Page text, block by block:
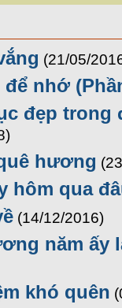
(21/05/
nhớ
đẹp trong
hương
hôm qua
(14/12/2016)
năm ấy
khó quên